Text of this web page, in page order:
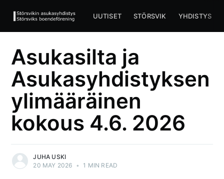
UUTISET STÖRSVIK YHDISTYS
Asukasilta ja
Asukasyhdistyksen
ylimääräinen
kokous 4.6. 2026
JUHA USKI
20 MAY 2026 • 1 MIN READ